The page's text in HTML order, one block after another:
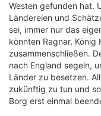
Westen gefunden hat.
Ländereien und
sei, immer nur das
könnten Ragnar,
zusammenschließen.
nach England segeln,
Länder zu besetzen.
zukünftig zu tun und
Borg erst einmal